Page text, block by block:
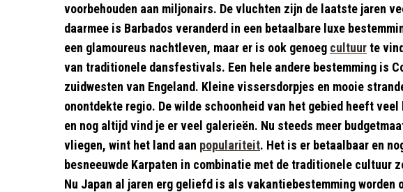
voorbehouden aan miljonairs. De vluchten zijn de laatste jaren
daarmee is Barbados veranderd in een betaalbare luxe
een glamoureus nachtleven, maar er is ook genoeg cultuurte
van traditionele dansfestivals. Een hele andere bestemming is
zuidwesten van Engeland. Kleine vissersdorpjes en mooie
onontdekte regio. De wilde schoonheid van het gebied heeft
en nog altijd vind je er veel galerieën. Nu steeds meer
vliegen, wint het land aan populariteit. Het is er betaalbaar en
besneeuwde Karpaten in combinatie met de traditionele cultuur
Nu Japan al jaren erg geliefd is als vakantiebestemming worden